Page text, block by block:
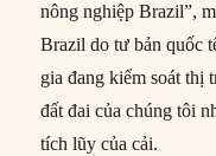
nông nghiệp Brazil”,
Brazil do tư bản quốc
gia đang kiểm soát thị
đất đai của chúng tôi
tích lũy của cải.